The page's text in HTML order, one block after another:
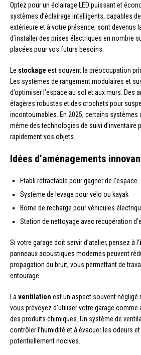
Optez pour un éclairage LED puissant et
systèmes d’éclairage intelligents, capables
extérieure et à votre présence, sont devenus
d’installer des prises électriques en nombre
placées pour vos futurs besoins.
Le stockage est souvent la préoccupation
Les systèmes de rangement modulaires et
d’optimiser l’espace au sol et aux murs. Des
étagères robustes et des crochets pour
incontournables. En 2025, certains systèmes
même des technologies de suivi d’inventaire
rapidement vos objets.
Idées d’aménagements
Etabli rétractable pour gagner de l’espace
Système de levage pour vélo ou kayak
Borne de recharge pour véhicules
Station de nettoyage avec récupération
Si votre garage doit servir d’atelier, pensez à l’
panneaux acoustiques modernes peuvent
propagation du bruit, vous permettant de
entourage.
La ventilation est un aspect souvent négligé
vous prévoyez d’utiliser votre garage
des produits chimiques. Un système de
contrôler l’humidité et à évacuer les odeurs
potentiellement nocives.